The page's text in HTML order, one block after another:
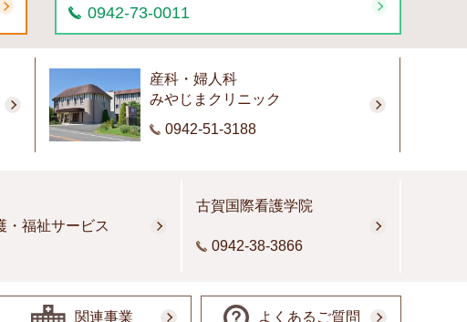
0942-73-0011
産科・婦人科
みやじまクリニック
0942-51-3188
・福祉サービス
古賀国際看護学院
0942-38-3866
関連事業 よくあるご質問